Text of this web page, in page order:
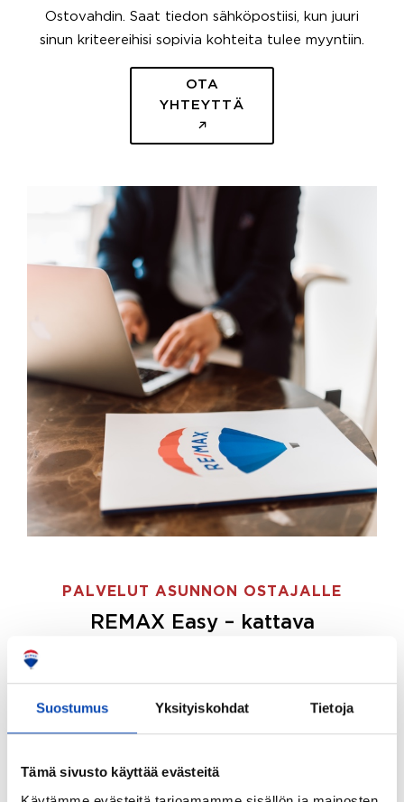
Suostumus Yksityiskohdat Tietoja
Tämä sivusto käyttää evästeitä
Ostovahdin. Saat tiedon sähköpostiisi, kun juuri
sinun kriteereihisi sopivia kohteita tulee myyntiin.
OTA
YHTEYTTÄ
PALVELUT ASUNNON OSTAJALLE
REMAX Easy – kattava
ostajille.
Tee ostotoimeksianto ja etsimme juuri